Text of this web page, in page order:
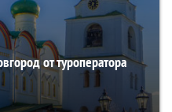
от туроператора